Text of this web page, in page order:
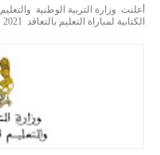
أعلنت وزارة التربية الوطنية
الكتابية لمباراة التعليم بالتعاقد 2021